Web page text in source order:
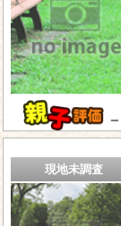
－
現地未調査